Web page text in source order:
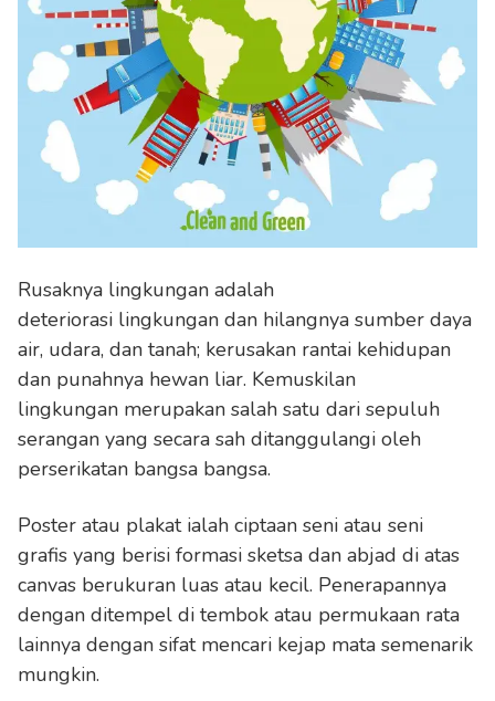
Rusaknya lingkungan adalah
deteriorasi lingkungan dan hilangnya sumber daya
air, udara, dan tanah; kerusakan rantai kehidupan
dan punahnya hewan liar. Kemuskilan
lingkungan merupakan salah satu dari sepuluh
serangan yang secara sah ditanggulangi oleh
perserikatan bangsa bangsa.
Poster atau plakat ialah ciptaan seni atau seni
grafis yang berisi formasi sketsa dan abjad di atas
canvas berukuran luas atau kecil. Penerapannya
dengan ditempel di tembok atau permukaan rata
lainnya dengan sifat mencari kejap mata semenarik
mungkin.